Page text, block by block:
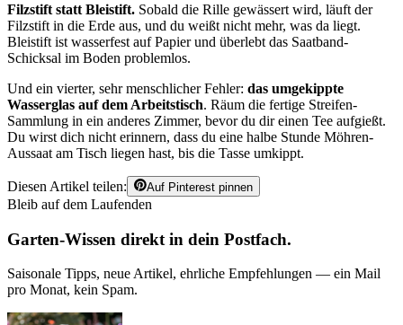
Filzstift statt Bleistift. Sobald die Rille gewässert wird, läuft der
Filzstift in die Erde aus, und du weißt nicht mehr, was da liegt.
Bleistift ist wasserfest auf Papier und überlebt das Saatband-
Schicksal im Boden problemlos.
Und ein vierter, sehr menschlicher Fehler: das umgekippte
Wasserglas auf dem Arbeitstisch. Räum die fertige Streifen-
Sammlung in ein anderes Zimmer, bevor du dir einen Tee aufgießt.
Du wirst dich nicht erinnern, dass du eine halbe Stunde Möhren-
Aussaat am Tisch liegen hast, bis die Tasse umkippt.
Diesen Artikel teilen: Auf Pinterest pinnen
Bleib auf dem Laufenden
Garten-Wissen direkt in dein Postfach.
Saisonale Tipps, neue Artikel, ehrliche Empfehlungen — ein Mail
pro Monat, kein Spam.